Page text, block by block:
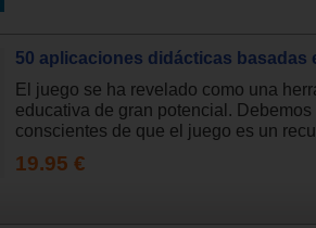
50 aplicaciones didácticas basadas
El juego se ha revelado como una
educativa de gran potencial. Debemos
conscientes de que el juego es un
19.95 €